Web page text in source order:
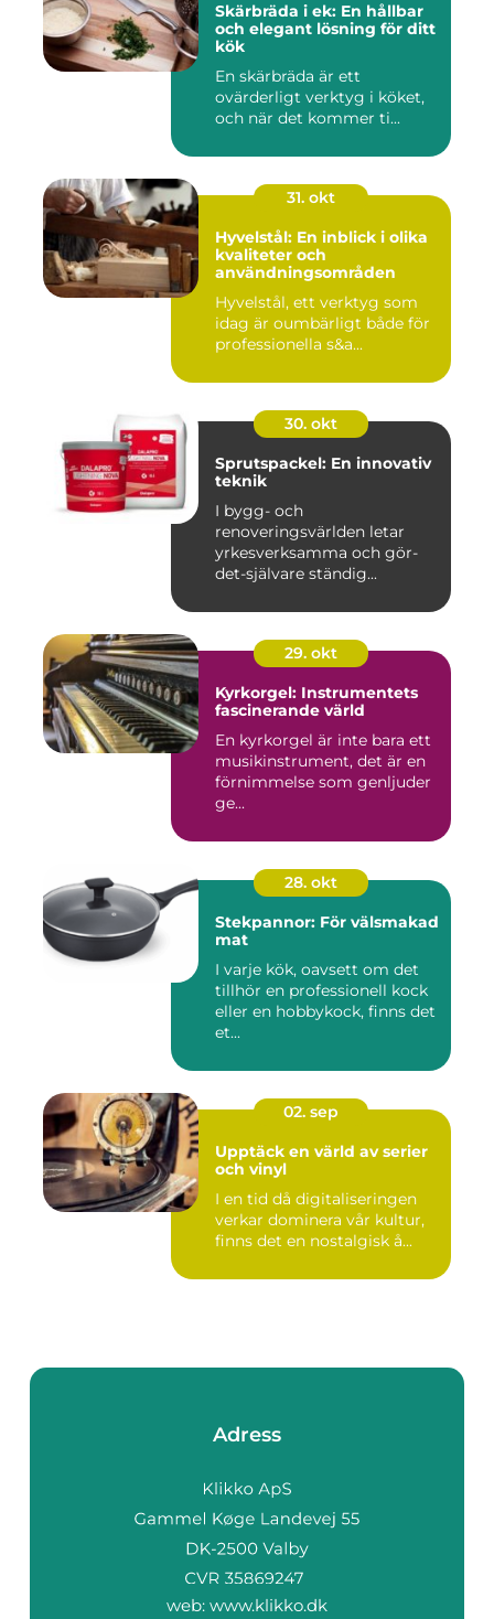
Skärbräda i ek: En hållbar
och elegant lösning för ditt
kök
En skärbräda är ett
ovärderligt verktyg i köket,
och när det kommer ti...
31. okt
Hyvelstål: En inblick i olika
kvaliteter och
användningsområden
Hyvelstål, ett verktyg som
idag är oumbärligt både för
professionella s&a...
30. okt
Sprutspackel: En innovativ
teknik
I bygg- och
renoveringsvärlden letar
yrkesverksamma och gör-
det-självare ständig...
29. okt
Kyrkorgel: Instrumentets
fascinerande värld
En kyrkorgel är inte bara ett
musikinstrument, det är en
förnimmelse som genljuder
ge...
28. okt
Stekpannor: För välsmakad
mat
I varje kök, oavsett om det
tillhör en professionell kock
eller en hobbykock, finns det
et...
02. sep
Upptäck en värld av serier
och vinyl
I en tid då digitaliseringen
verkar dominera vår kultur,
finns det en nostalgisk å...
Adress
web: www.klikko.dk